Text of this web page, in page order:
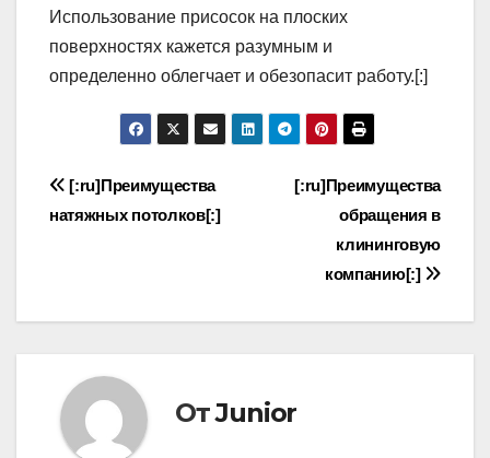
Использование присосок на плоских
поверхностях кажется разумным и
определенно облегчает и обезопасит работу.[:]
Навигация
[:ru]Преимущества
обращения в
клининговую
компанию[:]
[:ru]Преимущества
натяжных потолков[:]
ОтJunior